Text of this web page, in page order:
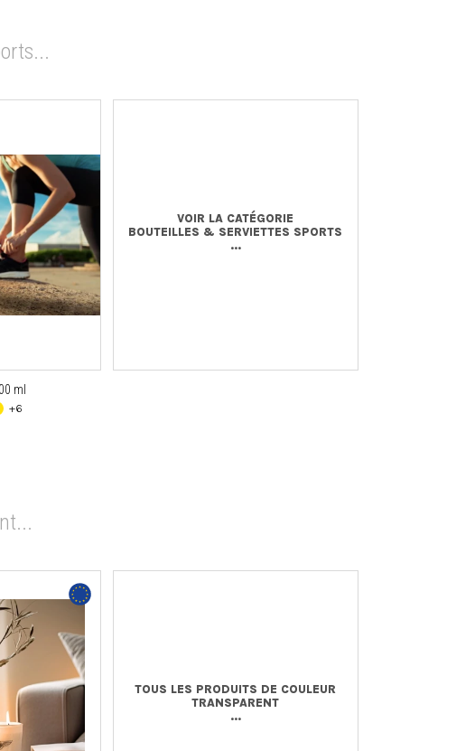
ml
+6
VOIR LA CATÉGORIE
BOUTEILLES & SERVIETTES SPORTS
...
TOUS LES PRODUITS DE COULEUR
TRANSPARENT
...